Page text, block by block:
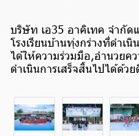
บริษัท เอ35 อาคิเทค จำกั
โรงเรียนบ้านทุ่งกร่างที่ดำเ
ได้ให้ความร่วมมือ,อำนวยค
ดำเนินการเสร็จสิ้นไปได้ด้